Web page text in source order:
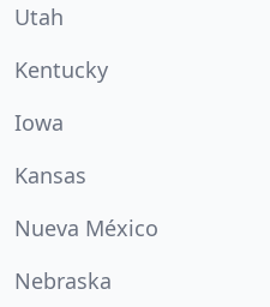
Utah
Kentucky
Iowa
Kansas
Nueva México
Nebraska